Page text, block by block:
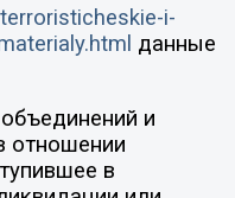
i-
данные
и
отношении
в